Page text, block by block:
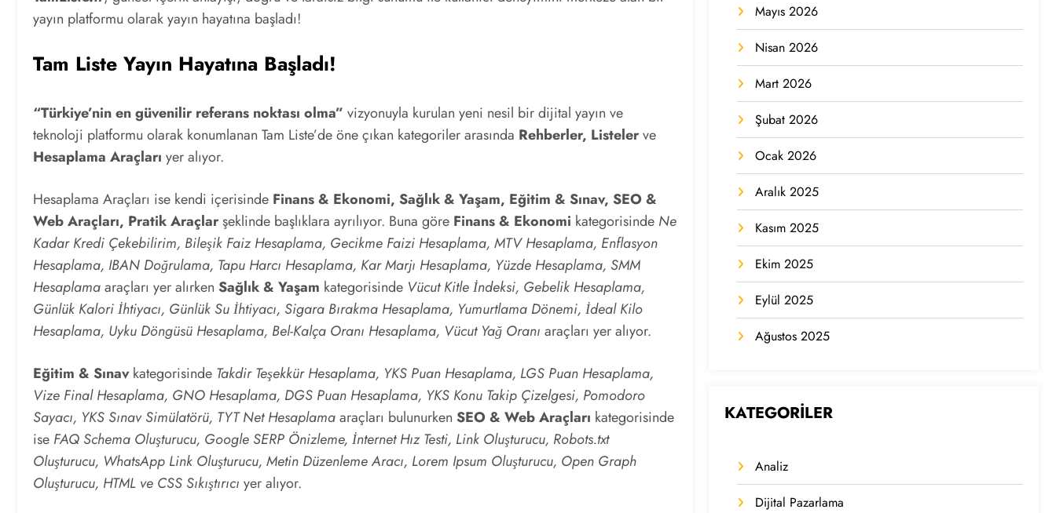
yayın platformu olarak yayın hayatına başladı!
Tam Liste Yayın Hayatına Başladı!
“Türkiye’nin en güvenilir referans noktası olma” vizyonuyla kurulan yeni nesil bir dijital yayın ve
teknoloji platformu olarak konumlanan Tam Liste’de öne çıkan kategoriler arasında Rehberler, Listelerve
Hesaplama Araçları yer alıyor.
Hesaplama Araçları ise kendi içerisinde Finans & Ekonomi, Sağlık & Yaşam, Eğitim & Sınav, SEO &
Web Araçları, Pratik Araçlarşeklinde başlıklara ayrılıyor. Buna göre Finans & Ekonomi kategorisinde Ne
Kadar Kredi Çekebilirim, Bileşik Faiz Hesaplama, Gecikme Faizi Hesaplama, MTV Hesaplama, Enflasyon
Hesaplama, IBAN Doğrulama, Tapu Harcı Hesaplama, Kar Marjı Hesaplama, Yüzde Hesaplama, SMM
Hesaplamaaraçları yer alırken Sağlık & Yaşam kategorisinde Vücut Kitle İndeksi, Gebelik Hesaplama,
Günlük Kalori İhtiyacı, Günlük Su İhtiyacı, Sigara Bırakma Hesaplama, Yumurtlama Dönemi, İdeal Kilo
Hesaplama, Uyku Döngüsü Hesaplama, Bel-Kalça Oranı Hesaplama, Vücut Yağ Oranı araçları yer alıyor.
Eğitim & Sınavkategorisinde Takdir Teşekkür Hesaplama, YKS Puan Hesaplama, LGS Puan Hesaplama,
Vize Final Hesaplama, GNO Hesaplama, DGS Puan Hesaplama, YKS Konu Takip Çizelgesi, Pomodoro
Sayacı, YKS Sınav Simülatörü, TYT Net Hesaplamaaraçları bulunurken SEO & Web Araçları kategorisinde
ise FAQ Schema Oluşturucu, Google SERP Önizleme, İnternet Hız Testi, Link Oluşturucu, Robots.txt
Oluşturucu, WhatsApp Link Oluşturucu, Metin Düzenleme Aracı, Lorem Ipsum Oluşturucu, Open Graph
Oluşturucu, HTML ve CSS Sıkıştırıcı yer alıyor.
Mayıs 2026
Nisan 2026
Mart 2026
Şubat 2026
Ocak 2026
Aralık 2025
Kasım 2025
Ekim 2025
Eylül 2025
Ağustos 2025
KATEGORİLER
Analiz
Dijital Pazarlama